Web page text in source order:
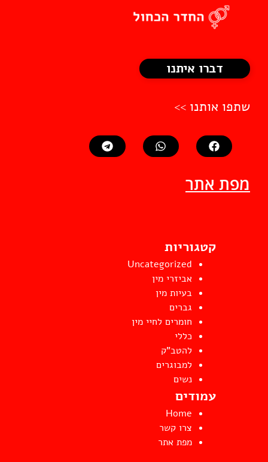
דברו איתנו
שתפו אותנו >>
מפת אתר
קטגוריות
Uncategorized
אביזרי מין
בעיות מין
גברים
חומרים לחיי מין
כללי
להטב"ק
למבוגרים
נשים
עמודים
Home
צרו קשר
מפת אתר